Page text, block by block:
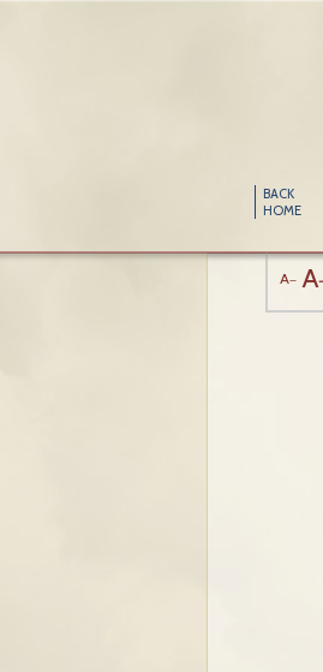
BACK
HOME
A-